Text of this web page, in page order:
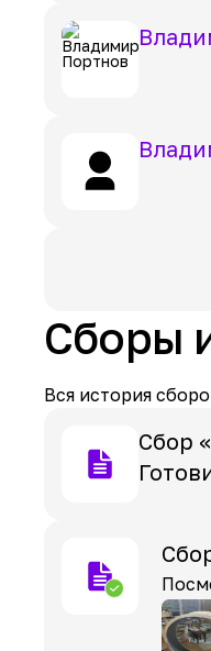
Сборы
Вся история
Сбор